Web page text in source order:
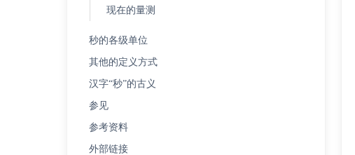
现在的量测
秒的各级单位
其他的定义方式
汉字“秒”的古义
参见
参考资料
外部链接